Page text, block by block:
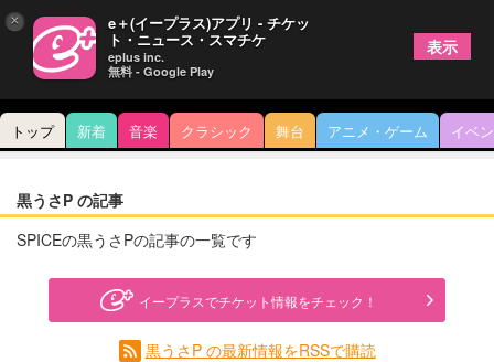
トップ 新着 音楽 クラシック 舞台 アニメ・ゲーム イベ
黒うさP の記事
SPICEの黒うさPの記事の一覧です
イープラスでチケット情報をチェック！
黒うさP の最新情報をRSSで購読
× e＋(イープラス)アプリ - チケッ
ト・ニュース・スマチケ
eplus inc.
無料 - Google Play
表示